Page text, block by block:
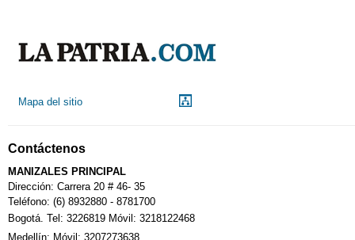
Calendario Tributario
Sudoku
Mapa del sitio
Contáctenos
MANIZALES PRINCIPAL
Dirección: Carrera 20 # 46- 35
Teléfono: (6) 8932880 - 8781700
Bogotá. Tel: 3226819 Móvil: 3218122468
Medellín: Móvil: 3207273638